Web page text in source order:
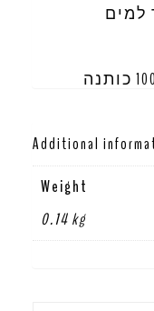
Additional
Weight
0.14 kg